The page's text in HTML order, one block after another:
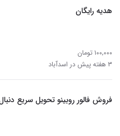
هدیه رایگان
۱۰۰,۰۰۰ تومان
۳ هفته پیش در اسدآباد
فروش فالور روبینو تحویل سریع